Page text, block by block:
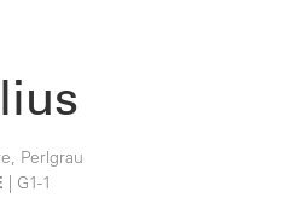
Perlgrau
| G1-1